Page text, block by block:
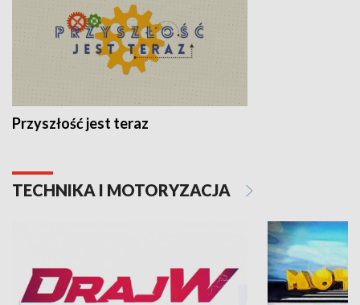
Przyszłość jest teraz
TECHNIKA I MOTORYZACJA